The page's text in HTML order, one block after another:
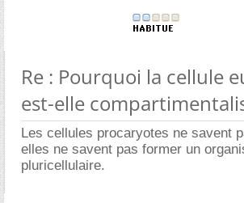
Re : Pourquoi la cellule
est-elle
Les cellules procaryotes ne savent
elles ne savent pas former un
pluricellulaire.